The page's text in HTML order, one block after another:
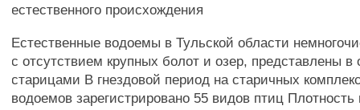
естественного происхождения
Естественные водоемы в Тульской области
с отсутствием крупных болот и озер, представлены в
старицами В гнездовой период на старичных
водоемов зарегистрировано 55 видов птиц